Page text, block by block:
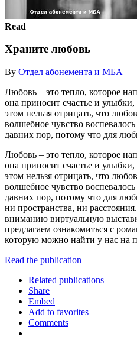
Read
Храните любовь
By Отдел абонемента и МБА
Любовь – это тепло, которое
она приносит счастье и
этом нельзя отрицать, что
волшебное чувство
давних пор, потому что для
Любовь – это тепло, которое
она приносит счастье и
этом нельзя отрицать, что
волшебное чувство
давних пор, потому что для
ни пространства, ни
вниманию виртуальную
предлагаем ознакомиться с
которую можно найти у нас на
Read the publication
Related publications
Share
Embed
Add to favorites
Comments